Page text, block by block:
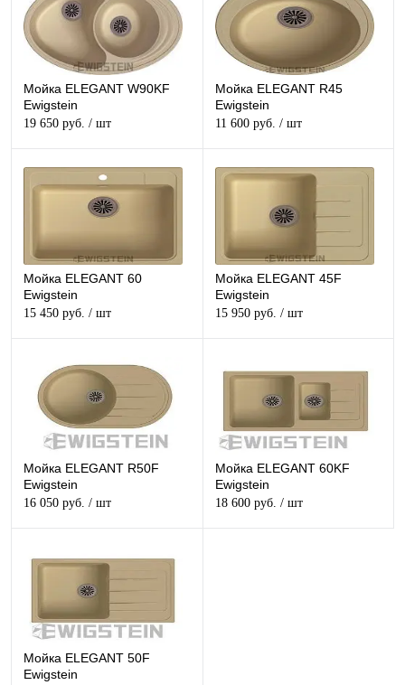
Мойка ELEGANT W90KF
Ewigstein
19 650 руб. / шт
Мойка ELEGANT R45
Ewigstein
11 600 руб. / шт
Мойка ELEGANT 60
Ewigstein
15 450 руб. / шт
Мойка ELEGANT 45F
Ewigstein
15 950 руб. / шт
Мойка ELEGANT R50F
Ewigstein
16 050 руб. / шт
Мойка ELEGANT 60KF
Ewigstein
18 600 руб. / шт
Мойка ELEGANT 50F
Ewigstein